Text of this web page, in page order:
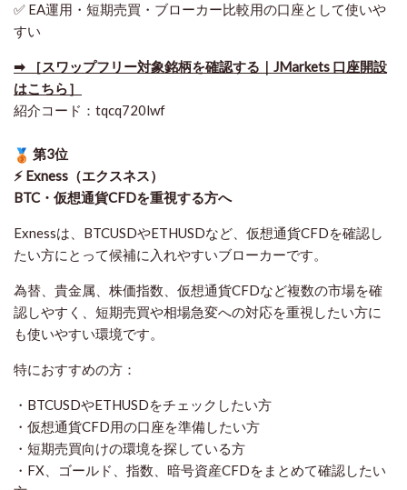
✅ EA運用・短期売買・ブローカー比較用の口座として使いや
すい
➡ ［スワップフリー対象銘柄を確認する｜JMarkets 口座開設
はこちら］
紹介コード：tqcq720lwf
第3位
⚡ Exness（エクスネス）
BTC・仮想通貨CFDを重視する方へ
Exnessは、BTCUSDやETHUSDなど、仮想通貨CFDを確認し
たい方にとって候補に入れやすいブローカーです。
為替、貴金属、株価指数、仮想通貨CFDなど複数の市場を確
認しやすく、短期売買や相場急変への対応を重視したい方に
も使いやすい環境です。
特におすすめの方：
・BTCUSDやETHUSDをチェックしたい方
・仮想通貨CFD用の口座を準備したい方
・短期売買向けの環境を探している方
・FX、ゴールド、指数、暗号資産CFDをまとめて確認したい